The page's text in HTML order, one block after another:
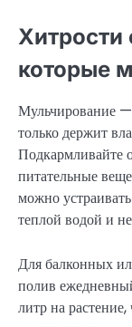
Хитрости
которые
Мульчирование
только держит
Подкармливайте
питательные
можно
теплой водой и
Для балконных
полив
литр на